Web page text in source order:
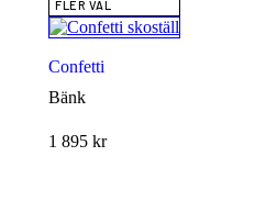
FLER VAL
Confetti
Bänk
1 895 kr